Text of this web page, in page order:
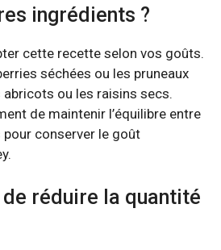
ingrédients ?
cette recette selon vos goûts.
séchées ou les pruneaux
ou les raisins secs.
de maintenir l’équilibre entre
conserver le goût
réduire la quantité